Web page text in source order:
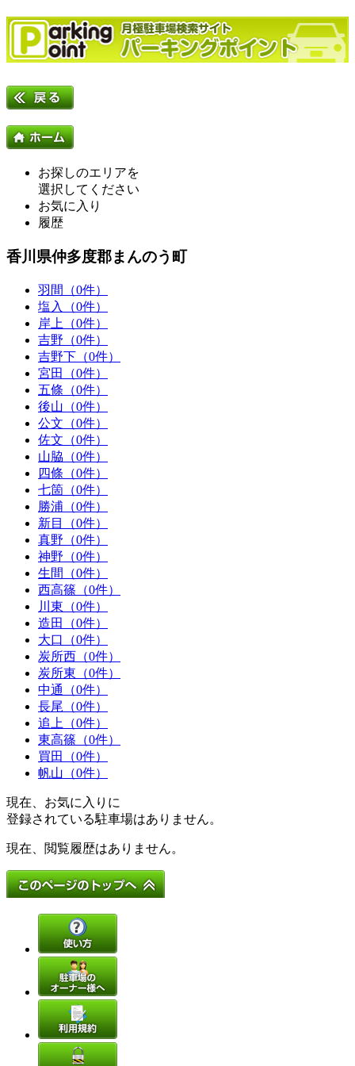
お探しのエリアを
選択してください
お気に入り
履歴
香川県仲多度郡まんのう町
羽間（0件）
塩入（0件）
岸上（0件）
吉野（0件）
吉野下（0件）
宮田（0件）
五條（0件）
後山（0件）
公文（0件）
佐文（0件）
山脇（0件）
四條（0件）
七箇（0件）
勝浦（0件）
新目（0件）
真野（0件）
神野（0件）
生間（0件）
西高篠（0件）
川東（0件）
造田（0件）
大口（0件）
炭所西（0件）
炭所東（0件）
中通（0件）
長尾（0件）
追上（0件）
東高篠（0件）
買田（0件）
帆山（0件）
現在、お気に入りに
登録されている駐車場はありません。
現在、閲覧履歴はありません。